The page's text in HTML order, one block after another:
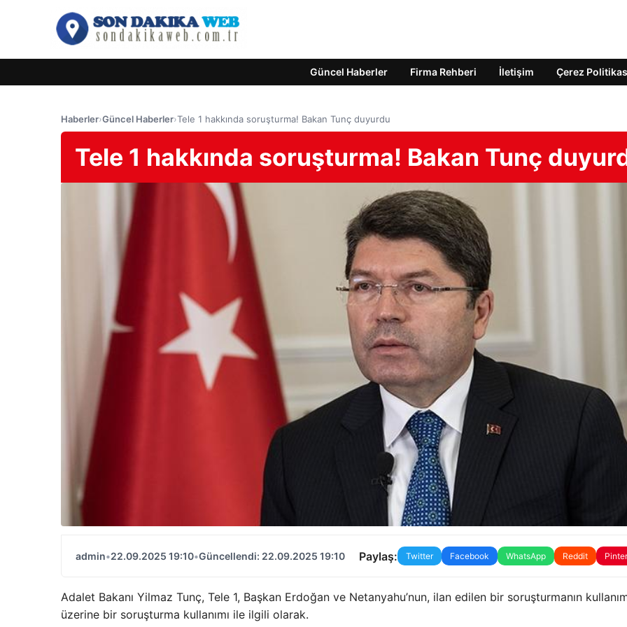
Güncel Haberler Firma Rehberi İletişim Çerez
Haberler›Güncel Haberler›Tele 1 hakkında soruşturma! Bakan Tunç duyurdu
Tele 1 hakkında soruşturma! Bakan Tunç
admin•22.09.2025 19:10•Güncellendi: 22.09.2025 19:10 Paylaş: Twitter Facebook WhatsApp Reddit
Adalet Bakanı Yilmaz Tunç, Tele 1, Başkan Erdoğan ve Netanyahu’nun, ilan edilen bir soruşturmanın
üzerine bir soruşturma kullanımı ile ilgili olarak.